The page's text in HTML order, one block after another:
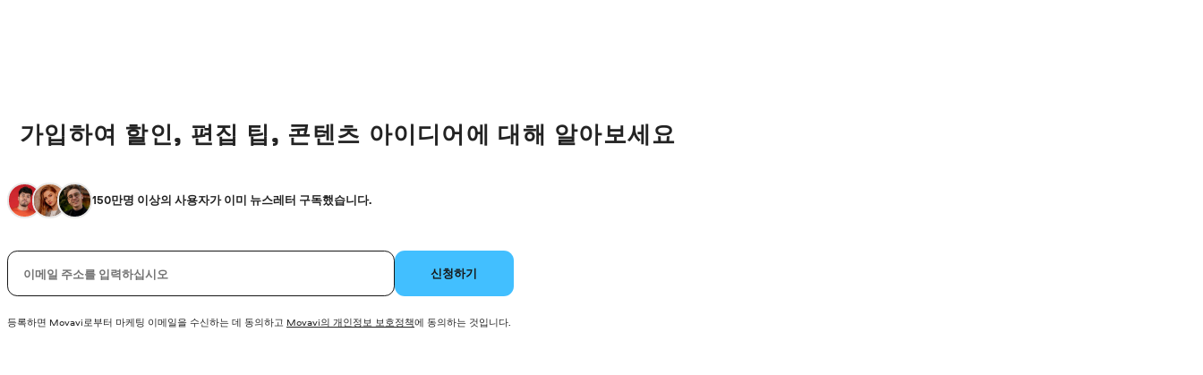
가입하여 할인, 편집 팁, 콘텐츠 아이디어에 대해 알아보세요
150만명 이상의 사용자가 이미 뉴스레터 구독했습니다.
이메일 신청하기
등록하면 Movavi로부터 마케팅 이메일을 수신하는 데 동의하고 Movavi의 개인정보 보호정책에 동의하는 것입니다.